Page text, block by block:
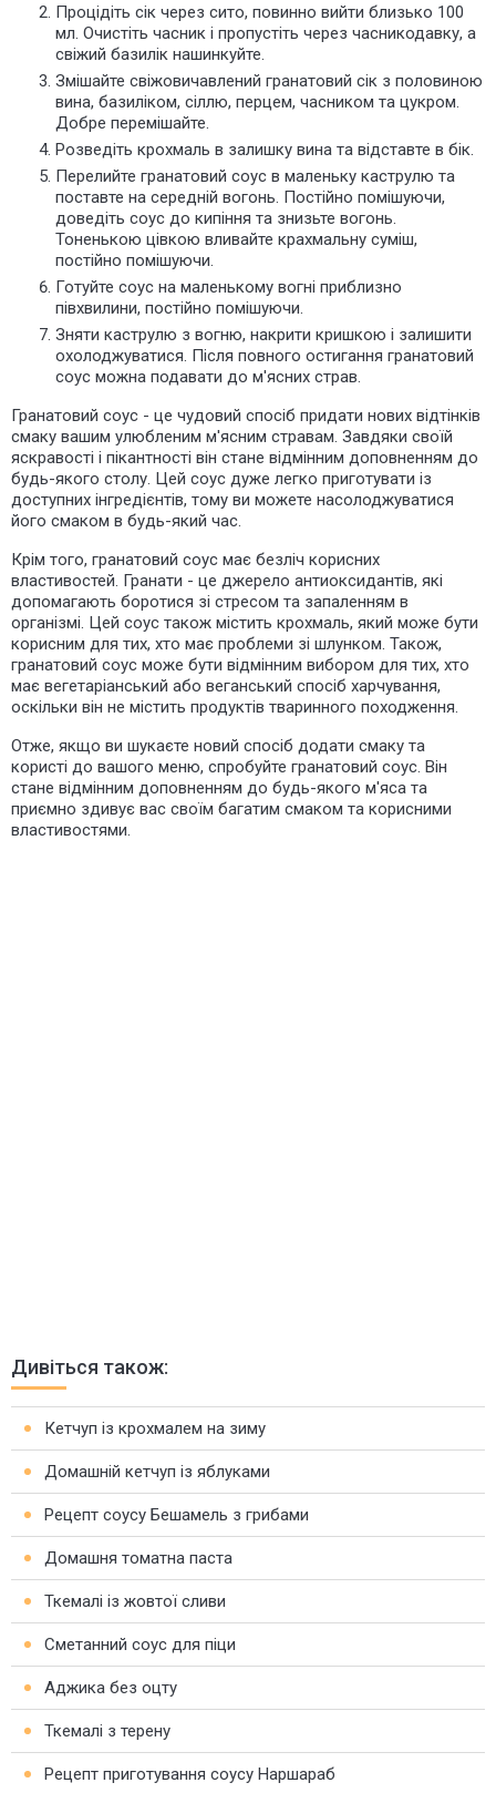
Процідіть сік через сито, повинно вийти близько 100
мл. Очистіть часник і пропустіть через часникодавку, а
свіжий базилік нашинкуйте.
Змішайте свіжовичавлений гранатовий сік з половиною
вина, базиліком, сіллю, перцем, часником та цукром.
Добре перемішайте.
Розведіть крохмаль в залишку вина та відставте в бік.
Перелийте гранатовий соус в маленьку каструлю та
поставте на середній вогонь. Постійно помішуючи,
доведіть соус до кипіння та знизьте вогонь.
Тоненькою цівкою вливайте крахмальну суміш,
постійно помішуючи.
Готуйте соус на маленькому вогні приблизно
півхвилини, постійно помішуючи.
Зняти каструлю з вогню, накрити кришкою і залишити
охолоджуватися. Після повного остигання гранатовий
соус можна подавати до м'ясних страв.
Гранатовий соус - це чудовий спосіб придати нових відтінків
смаку вашим улюбленим м'ясним стравам. Завдяки своїй
яскравості і пікантності він стане відмінним доповненням до
будь-якого столу. Цей соус дуже легко приготувати із
доступних інгредієнтів, тому ви можете насолоджуватися
його смаком в будь-який час.
Крім того, гранатовий соус має безліч корисних
властивостей. Гранати - це джерело антиоксидантів, які
допомагають боротися зі стресом та запаленням в
організмі. Цей соус також містить крохмаль, який може бути
корисним для тих, хто має проблеми зі шлунком. Також,
гранатовий соус може бути відмінним вибором для тих, хто
має вегетаріанський або веганський спосіб харчування,
оскільки він не містить продуктів тваринного походження.
Отже, якщо ви шукаєте новий спосіб додати смаку та
користі до вашого меню, спробуйте гранатовий соус. Він
стане відмінним доповненням до будь-якого м'яса та
приємно здивує вас своїм багатим смаком та корисними
властивостями.
Дивіться також:
Кетчуп із крохмалем на зиму
Домашній кетчуп із яблуками
Рецепт соусу Бешамель з грибами
Домашня томатна паста
Ткемалі із жовтої сливи
Сметанний соус для піци
Аджика без оцту
Ткемалі з терену
Рецепт приготування соусу Наршараб